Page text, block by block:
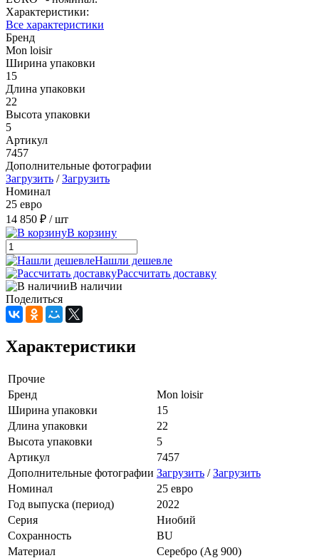
Характеристики:
Все характеристики
Бренд
Mon loisir
Ширина упаковки
15
Длина упаковки
22
Высота упаковки
5
Артикул
7457
Дополнительные фотографии
Загрузить /Загрузить
Номинал
25 евро
14 850 ₽ / шт
В корзину
Нашли дешевле
Рассчитать доставку
В наличии
Поделиться
Характеристики
Прочие
Бренд
Mon loisir
Ширина упаковки
15
Длина упаковки
22
Высота упаковки
5
Артикул
7457
Дополнительные фотографии Загрузить /Загрузить
Номинал
25 евро
Год выпуска (период)
2022
Серия
Ниобий
Сохранность
BU
Материал
Серебро (Ag 900)